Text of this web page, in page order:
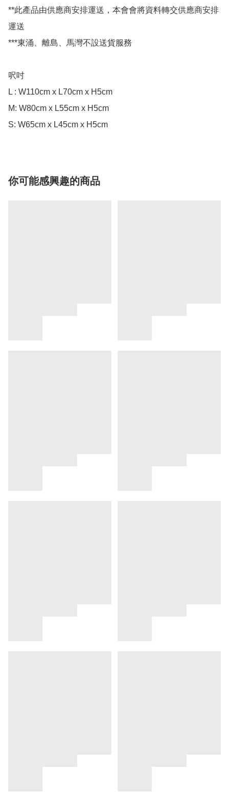
**此產品由供應商安排運送，本會會將資料轉交供應商安排
運送
***東涌、離島、馬灣不設送貨服務
呎吋
L : W110cm x L70cm x H5cm
M: W80cm x L55cm x H5cm
S: W65cm x L45cm x H5cm
你可能感興趣的商品